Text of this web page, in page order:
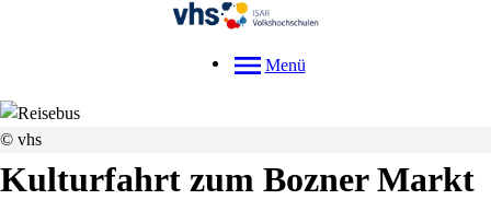
Menü
© vhs
Kulturfahrt zum Bozner Markt